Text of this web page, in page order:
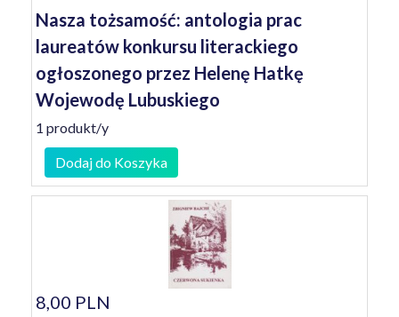
Nasza tożsamość: antologia prac
laureatów konkursu literackiego
ogłoszonego przez Helenę Hatkę
Wojewodę Lubuskiego
1 produkt/y
Dodaj do Koszyka
8,00 PLN